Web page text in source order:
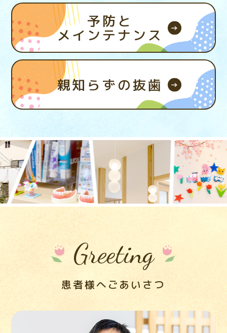
予防と
メインテナンス
親知らずの抜歯
Greeting
患者様へごあいさつ